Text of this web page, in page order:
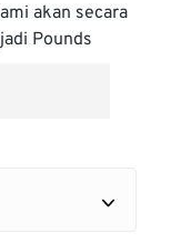
akan secara
Pounds